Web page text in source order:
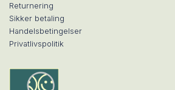
Returnering
Sikker betaling
Handelsbetingelser
Privatlivspolitik